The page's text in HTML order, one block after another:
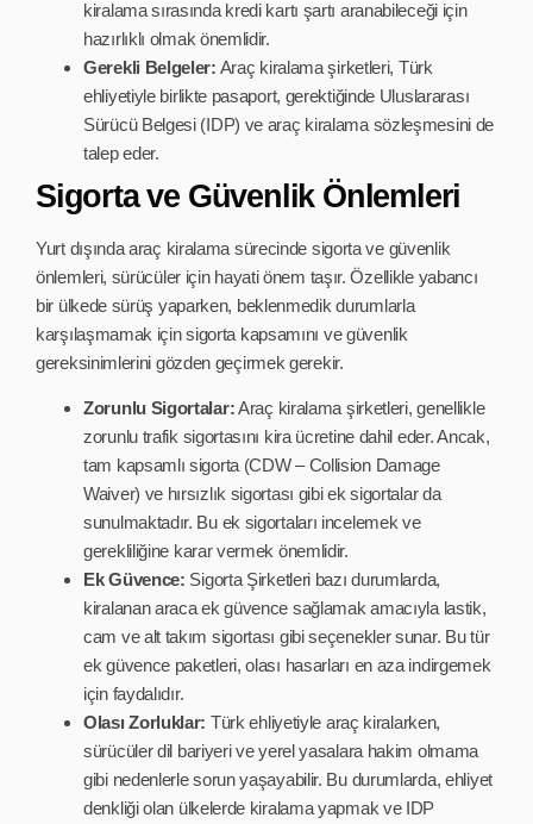
kiralama sırasında kredi kartı şartı aranabileceği için
hazırlıklı olmak önemlidir.
Gerekli Belgeler: Araç kiralama şirketleri, Türk
ehliyetiyle birlikte pasaport, gerektiğinde Uluslararası
Sürücü Belgesi (IDP) ve araç kiralama sözleşmesini de
talep eder.
Sigorta ve Güvenlik Önlemleri
Yurt dışında araç kiralama sürecinde sigorta ve güvenlik
önlemleri, sürücüler için hayati önem taşır. Özellikle yabancı
bir ülkede sürüş yaparken, beklenmedik durumlarla
karşılaşmamak için sigorta kapsamını ve güvenlik
gereksinimlerini gözden geçirmek gerekir.
Zorunlu Sigortalar:Araç kiralama şirketleri, genellikle
zorunlu trafik sigortasını kira ücretine dahil eder. Ancak,
tam kapsamlı sigorta (CDW – Collision Damage
Waiver) ve hırsızlık sigortası gibi ek sigortalar da
sunulmaktadır. Bu ek sigortaları incelemek ve
gerekliliğine karar vermek önemlidir.
Ek Güvence: Sigorta Şirketleri bazı durumlarda,
kiralanan araca ek güvence sağlamak amacıyla lastik,
cam ve alt takım sigortası gibi seçenekler sunar. Bu tür
ek güvence paketleri, olası hasarları en aza indirgemek
için faydalıdır.
Olası Zorluklar: Türk ehliyetiyle araç kiralarken,
sürücüler dil bariyeri ve yerel yasalara hakim olmama
gibi nedenlerle sorun yaşayabilir. Bu durumlarda, ehliyet
denkliği olan ülkelerde kiralama yapmak ve IDP